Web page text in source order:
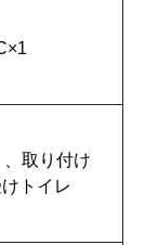
取り付け
トイレ